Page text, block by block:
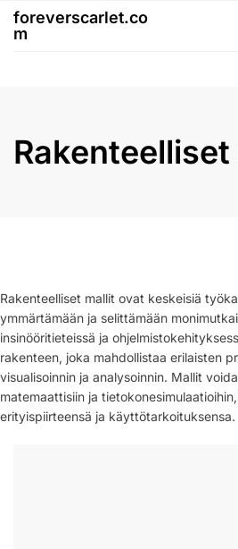
Skipforeverscarlet.co
m
Rakenteelliset mallit ovat keskeisiä
ymmärtämään ja selittämään
insinööritieteissä ja
rakenteen, joka mahdollistaa erilaisten
visualisoinnin ja analysoinnin. Mallit
matemaattisiin ja
erityispiirteensä ja käyttötarkoituksensa.